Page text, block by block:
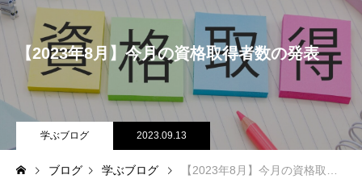
企業理念
代表挨拶
会社沿革
会社概要
東京オフィス
【2023年8月】今月の資格取得者数の発表
学ぶブログ 2023.09.13
ブログ 学ぶブログ 【2023年8月】今月の資格取得者数の発表